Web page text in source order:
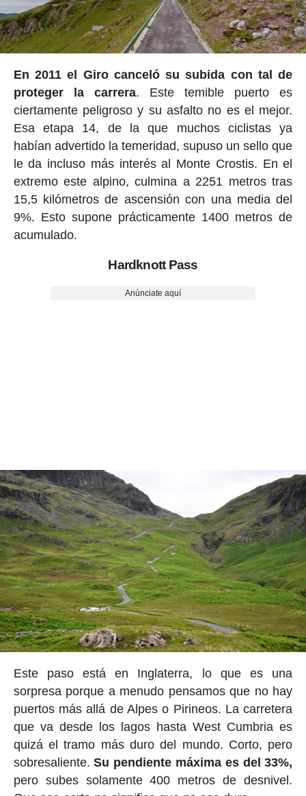
En 2011 el Giro canceló su subida con tal de
proteger la carrera. Este temible puerto es
ciertamente peligroso y su asfalto no es el mejor.
Esa etapa 14, de la que muchos ciclistas ya
habían advertido la temeridad, supuso un sello que
le da incluso más interés al Monte Crostis. En el
extremo este alpino, culmina a 2251 metros tras
15,5 kilómetros de ascensión con una media del
9%. Esto supone prácticamente 1400 metros de
acumulado.
Hardknott Pass
Anúnciate aquí
Este paso está en Inglaterra, lo que es una
sorpresa porque a menudo pensamos que no hay
puertos más allá de Alpes o Pirineos. La carretera
que va desde los lagos hasta West Cumbria es
quizá el tramo más duro del mundo. Corto, pero
sobresaliente.Su pendiente máxima es del 33%,
pero subes solamente 400 metros de desnivel.